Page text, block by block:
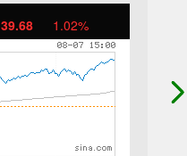
39.68 1.02%